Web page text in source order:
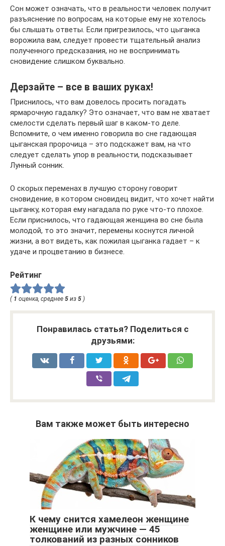
Сон может означать, что в реальности человек получит
разъяснение по вопросам, на которые ему не хотелось
бы слышать ответы. Если пригрезилось, что цыганка
ворожила вам, следует провести тщательный анализ
полученного предсказания, но не воспринимать
сновидение слишком буквально.
Дерзайте – все в ваших руках!
Приснилось, что вам довелось просить погадать
ярмарочную гадалку? Это означает, что вам не хватает
смелости сделать первый шаг в каком-то деле.
Вспомните, о чем именно говорила во сне гадающая
цыганская пророчица – это подскажет вам, на что
следует сделать упор в реальности, подсказывает
Лунный сонник.
О скорых переменах в лучшую сторону говорит
сновидение, в котором сновидец видит, что хочет найти
цыганку, которая ему нагадала по руке что-то плохое.
Если приснилось, что гадающая женщина во сне была
молодой, то это значит, перемены коснутся личной
жизни, а вот видеть, как пожилая цыганка гадает – к
удаче и процветанию в бизнесе.
Рейтинг
( 1 оценка, среднее 5 из 5 )
Понравилась статья? Поделиться с
друзьями:
Вам также может быть интересно
К чему снится хамелеон женщине
женщине или мужчине — 45
толкований из разных сонников